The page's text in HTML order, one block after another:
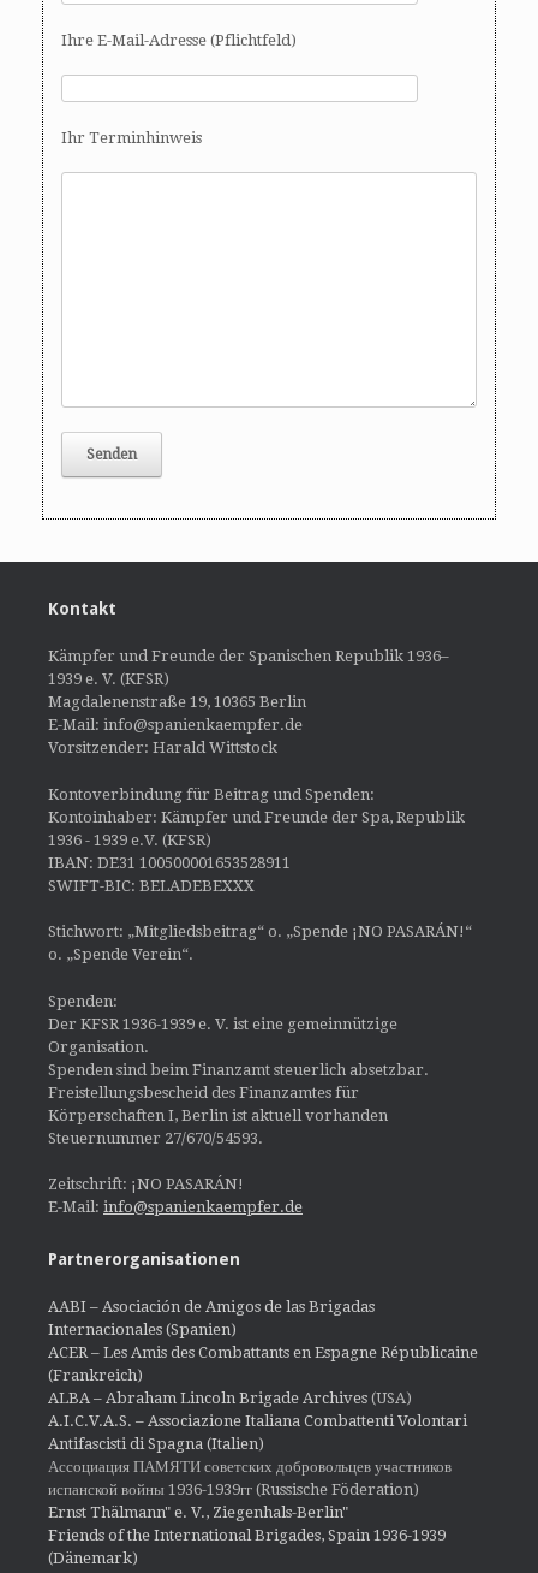
Ihre E-Mail-Adresse (Pflichtfeld)
Ihr Terminhinweis
Kontakt
Kämpfer und Freunde der Spanischen Republik 1936–
1939 e. V. (KFSR)
Magdalenenstraße 19, 10365 Berlin
E-Mail: info@spanienkaempfer.de
Vorsitzender: Harald Wittstock
Kontoverbindung für Beitrag und Spenden:
Kontoinhaber: Kämpfer und Freunde der Spa, Republik
1936 - 1939 e.V. (KFSR)
IBAN: DE31 100500001653528911
SWIFT-BIC: BELADEBEXXX
Stichwort: „Mitgliedsbeitrag“ o. „Spende ¡NO PASARÁN!“
o. „Spende Verein“.
Spenden:
Der KFSR 1936-1939 e. V. ist eine gemeinnützige
Organisation.
Spenden sind beim Finanzamt steuerlich absetzbar.
Freistellungsbescheid des Finanzamtes für
Körperschaften I, Berlin ist aktuell vorhanden
Steuernummer 27/670/54593.
Zeitschrift: ¡NO PASARÁN!
E-Mail: info@spanienkaempfer.de
Partnerorganisationen
AABI – Asociación de Amigos de las Brigadas
Internacionales (Spanien)
ACER – Les Amis des Combattants en Espagne Républicaine
(Frankreich)
ALBA – Abraham Lincoln Brigade Archives (USA)
A.I.C.V.A.S. – Associazione Italiana Combattenti Volontari
Antifascisti di Spagna (Italien)
Ассоциация ПАМЯТИ советских добровольцев участников
испанской войны 1936-1939гг (Russische Föderation)
Ernst Thälmann" e. V., Ziegenhals-Berlin"
Friends of the International Brigades, Spain 1936-1939
(Dänemark)